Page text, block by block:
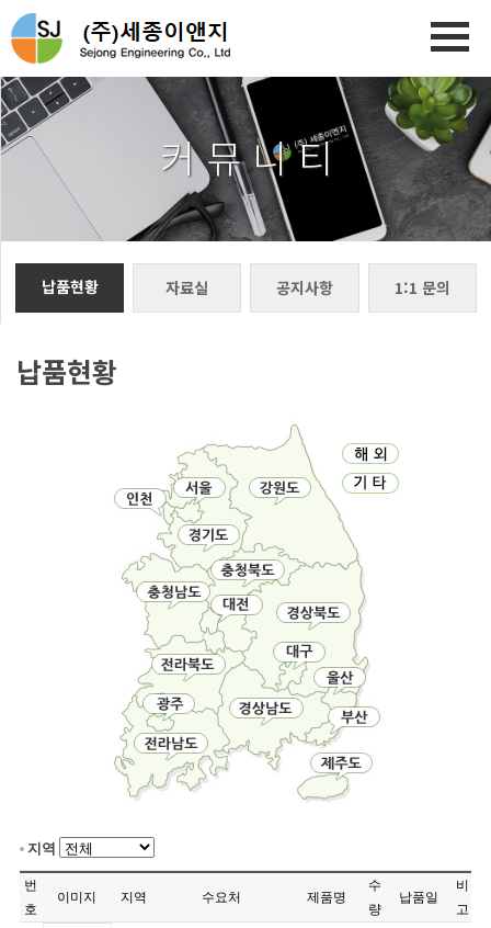
커 뮤 니 티
납품현황 자료실 공지사항 1:1 문의
납품현황
지역
번
호
이미지 지역 수요처 제품명
수
량
납품일
비
고